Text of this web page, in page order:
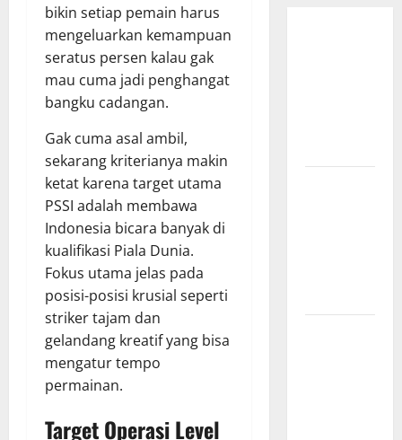
bikin setiap pemain harus
mengeluarkan kemampuan
seratus persen kalau gak
mau cuma jadi penghangat
bangku cadangan.
Gak cuma asal ambil,
sekarang kriterianya makin
ketat karena target utama
PSSI adalah membawa
Indonesia bicara banyak di
kualifikasi Piala Dunia.
Fokus utama jelas pada
posisi-posisi krusial seperti
striker tajam dan
gelandang kreatif yang bisa
mengatur tempo
permainan.
Target Operasi Level